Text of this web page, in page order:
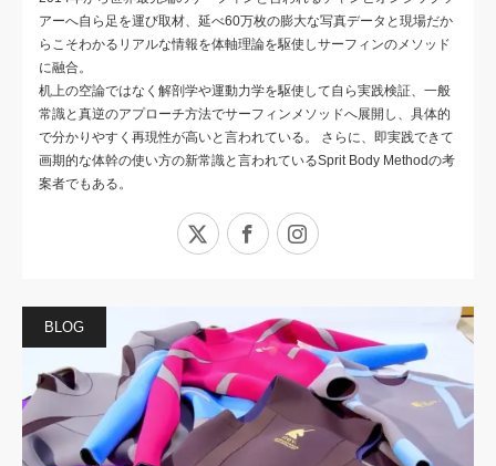
アーへ自ら足を運び取材、延べ60万枚の膨大な写真データと現場だか
らこそわかるリアルな情報を体軸理論を駆使しサーフィンのメソッド
に融合。
机上の空論ではなく解剖学や運動力学を駆使して自ら実践検証、一般
常識と真逆のアプローチ方法でサーフィンメソッドへ展開し、具体的
で分かりやすく再現性が高いと言われている。 さらに、即実践できて
画期的な体幹の使い方の新常識と言われているSprit Body Methodの考
案者でもある。
Facebook
BLOG